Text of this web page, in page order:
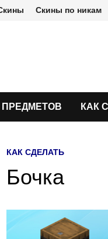
Скины по никам
ПРЕДМЕТОВ КАК
КАК СДЕЛАТЬ
Бочка